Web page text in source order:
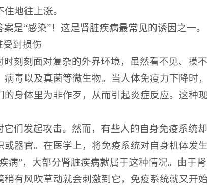
地往上涨。
是“感染”！这是肾脏疾病最常见的诱因之一。
受到损伤
刻刻面对复杂的外界环境，虽然看不见、摸不
毒以及真菌等微生物。当人体免疫力下降时，
身体里为非作歹，从而引起炎症反应。这种现
们发起攻击。然而，有些人的自身免疫系统却
器官。在医学上，将免疫系统对自身机体发生
病”，大部分肾脏疾病就属于这种情况。由于肾
有风吹草动就会刺激到它，免疫系统就又开始